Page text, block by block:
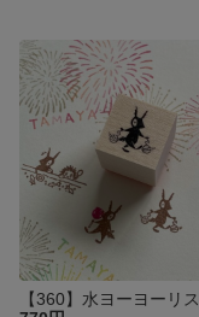
【360】水ヨーヨーリス